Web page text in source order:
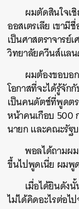
ผมตัดสินใจเ
ออสเตรเลีย เขามี
เป็นศาสตราจารย์
วิทยาลัยควีนส์แล
ผมต้องขอบอ
โอกาสที่จะได้รู้จัก
เป็นคนดัตช์ที่พูดต
หน้าคนเกือบ 500
นายก และคณะรัฐ
พอลได้ถามผ
ขึ้นไปพูดเนี่ย ผมพู
เมื่อได้ยินดัง
ไม่ได้คิดอะไรต่อไ